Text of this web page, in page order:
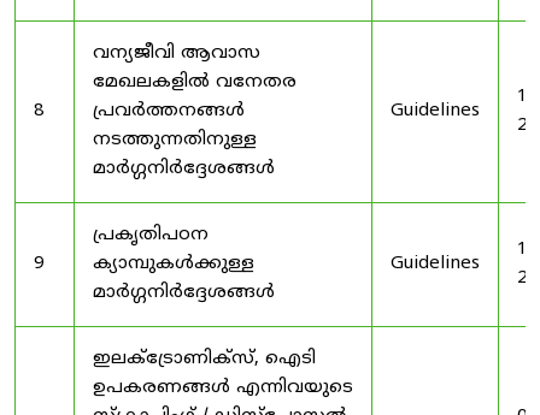
8
വന്യജീവി ആവാസ
മേഖലകളിൽ വനേതര
പ്രവർത്തനങ്ങൾ
നടത്തുന്നതിനുള്ള
മാർഗ്ഗനിർദ്ദേശങ്ങൾ
Guidelines
9
പ്രകൃതിപഠന
ക്യാമ്പുകൾക്കുള്ള
മാർഗ്ഗനിർദ്ദേശങ്ങൾ
Guidelines
ഇലക്‌ട്രോണിക്‌സ്, ഐടി
ഉപകരണങ്ങൾ എന്നിവയുടെ